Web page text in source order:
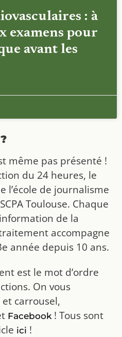
: à
examens pour
avant les
même pas présenté !
du 24 heures, le
l’école de journalisme
Toulouse. Chaque
de la
accompagne
année depuis 10 ans.
est le mot d’ordre
On vous
carrousel,
Facebook! Tous sont
ici !